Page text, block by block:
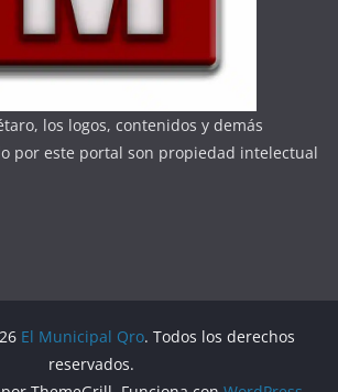
los logos, contenidos y demás
por este portal son propiedad intelectual
El Municipal Qro. Todos los derechos
reservados.